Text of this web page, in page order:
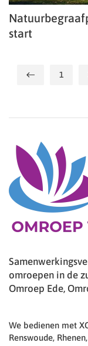
start
1
omroepen in de
Omroep Ede,
We bedienen met
Renswoude,